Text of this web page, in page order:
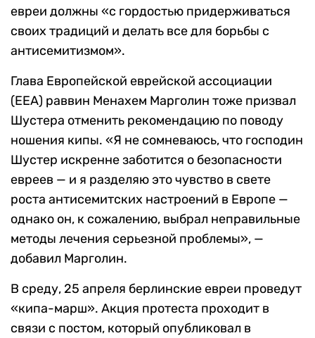
евреи должны «с гордостью придерживаться
своих традиций и делать все для борьбы с
антисемитизмом».
Глава Европейской еврейской ассоциации
(ЕЕА) раввин Менахем Марголин тоже призвал
Шустера отменить рекомендацию по поводу
ношения кипы. «Я не сомневаюсь, что господин
Шустер искренне заботится о безопасности
евреев — и я разделяю это чувство в свете
роста антисемитских настроений в Европе —
однако он, к сожалению, выбрал неправильные
методы лечения серьезной проблемы», —
добавил Марголин.
В среду, 25 апреля берлинские евреи проведут
«кипа-марш». Акция протеста проходит в
связи с постом, который опубликовал в